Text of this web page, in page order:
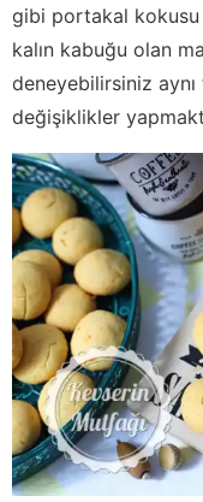
gibi portakal kokusu
kalın kabuğu olan
deneyebilirsiniz
değişiklikler